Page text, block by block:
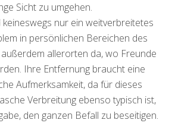
Sicht zu umgehen.
nur ein weitverbreitetes
in persönlichen Bereichen des
allerorten da, wo Freunde
Ihre Entfernung braucht eine
Aufmerksamkeit, da für dieses
Verbreitung ebenso typisch ist,
den ganzen Befall zu beseitigen.